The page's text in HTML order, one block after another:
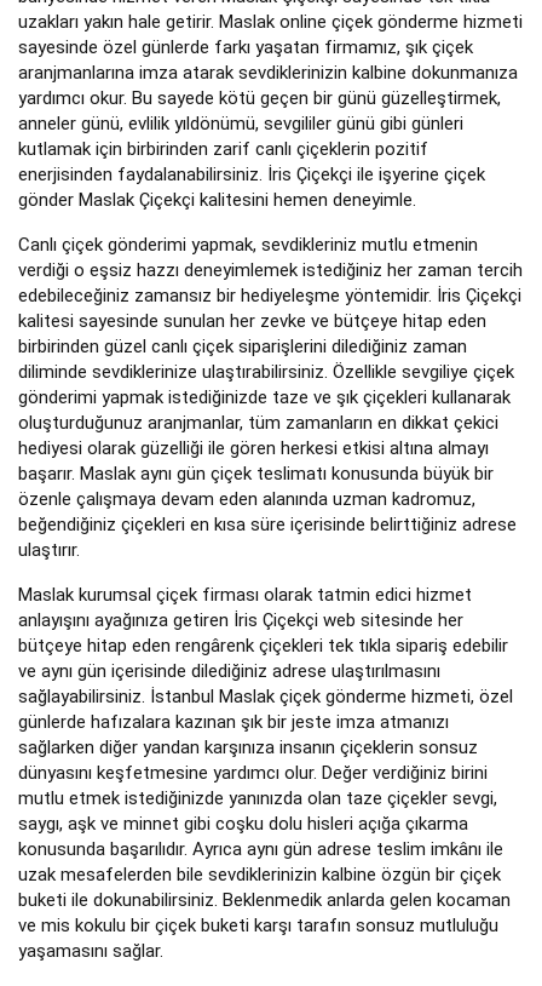
uzakları yakın hale getirir. Maslak online çiçek gönderme hizmeti
sayesinde özel günlerde farkı yaşatan firmamız, şık çiçek
aranjmanlarına imza atarak sevdiklerinizin kalbine dokunmanıza
yardımcı okur. Bu sayede kötü geçen bir günü güzelleştirmek,
anneler günü, evlilik yıldönümü, sevgililer günü gibi günleri
kutlamak için birbirinden zarif canlı çiçeklerin pozitif
enerjisinden faydalanabilirsiniz. İris Çiçekçi ile işyerine çiçek
gönder Maslak Çiçekçi kalitesini hemen deneyimle.
Canlı çiçek gönderimi yapmak, sevdikleriniz mutlu etmenin
verdiği o eşsiz hazzı deneyimlemek istediğiniz her zaman tercih
edebileceğiniz zamansız bir hediyeleşme yöntemidir. İris Çiçekçi
kalitesi sayesinde sunulan her zevke ve bütçeye hitap eden
birbirinden güzel canlı çiçek siparişlerini dilediğiniz zaman
diliminde sevdiklerinize ulaştırabilirsiniz. Özellikle sevgiliye çiçek
gönderimi yapmak istediğinizde taze ve şık çiçekleri kullanarak
oluşturduğunuz aranjmanlar, tüm zamanların en dikkat çekici
hediyesi olarak güzelliği ile gören herkesi etkisi altına almayı
başarır. Maslak aynı gün çiçek teslimatı konusunda büyük bir
özenle çalışmaya devam eden alanında uzman kadromuz,
beğendiğiniz çiçekleri en kısa süre içerisinde belirttiğiniz adrese
ulaştırır.
Maslak kurumsal çiçek firması olarak tatmin edici hizmet
anlayışını ayağınıza getiren İris Çiçekçi web sitesinde her
bütçeye hitap eden rengârenk çiçekleri tek tıkla sipariş edebilir
ve aynı gün içerisinde dilediğiniz adrese ulaştırılmasını
sağlayabilirsiniz. İstanbul Maslak çiçek gönderme hizmeti, özel
günlerde hafızalara kazınan şık bir jeste imza atmanızı
sağlarken diğer yandan karşınıza insanın çiçeklerin sonsuz
dünyasını keşfetmesine yardımcı olur. Değer verdiğiniz birini
mutlu etmek istediğinizde yanınızda olan taze çiçekler sevgi,
saygı, aşk ve minnet gibi coşku dolu hisleri açığa çıkarma
konusunda başarılıdır. Ayrıca aynı gün adrese teslim imkânı ile
uzak mesafelerden bile sevdiklerinizin kalbine özgün bir çiçek
buketi ile dokunabilirsiniz. Beklenmedik anlarda gelen kocaman
ve mis kokulu bir çiçek buketi karşı tarafın sonsuz mutluluğu
yaşamasını sağlar.